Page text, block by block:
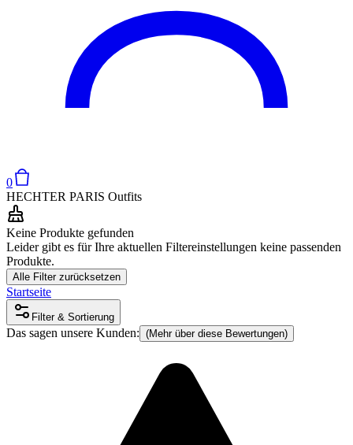
0
HECHTER PARIS Outfits
Keine Produkte gefunden
Leider gibt es für Ihre aktuellen Filtereinstellungen keine passenden
Produkte.
Alle Filter zurücksetzen
Startseite
Filter & Sortierung
Das sagen unsere Kunden: (Mehr über diese Bewertungen)